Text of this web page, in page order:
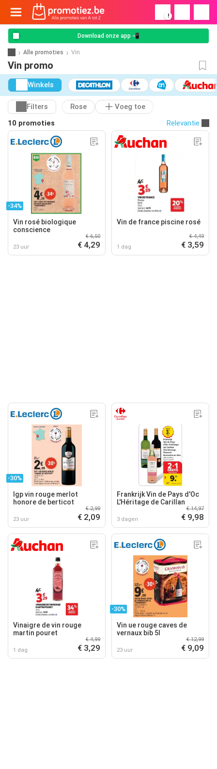
!
Download onze app 📲
Alle promoties Vin
Vin promo
Winkels
Filters Rose
Voeg toe
10 promoties
Relevantie
-34%
Vin rosé biologique
conscience
23 uur
€ 6,50
€ 4,29
Vin de france piscine rosé
1 dag
€ 4,49
€ 3,59
-30%
Igp vin rouge merlot
honore de berticot
23 uur
€ 2,99
€ 2,09
Frankrijk Vin de Pays d'Oc
L'Héritage de Carillan
3 dagen
€ 14,97
€ 9,98
Vinaigre de vin rouge
martin pouret
1 dag
€ 4,99
€ 3,29
-30%
Vin ue rouge caves de
vernaux bib 5l
23 uur
€ 12,99
€ 9,09